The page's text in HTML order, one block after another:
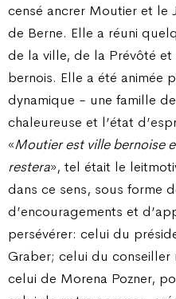
censé ancrer Moutier et le
de Berne. Elle a réuni
de la ville, de la Prévôté
bernois. Elle a été animée
dynamique - une famille
chaleureuse et l’état
«Moutier est ville bernoise
restera», tel était le
dans ce sens, sous forme
d’encouragements et
persévérer: celui du
Graber; celui du conseiller
celui de Morena Pozner,